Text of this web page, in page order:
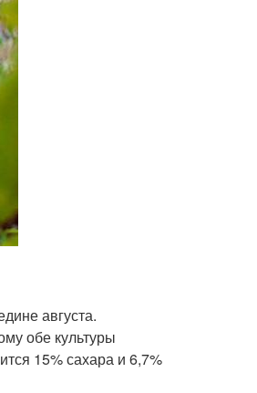
августа.
обе культуры
15% сахара и 6,7%